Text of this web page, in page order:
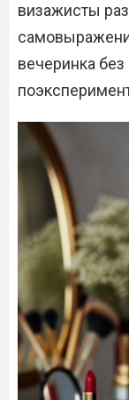
визажисты
вечеринка без